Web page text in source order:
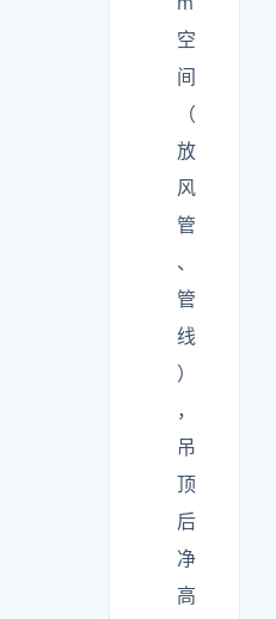
空
间
（
放
风
管
、
管
线
）
，
吊
顶
后
净
高